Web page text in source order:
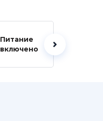
Питание
включено